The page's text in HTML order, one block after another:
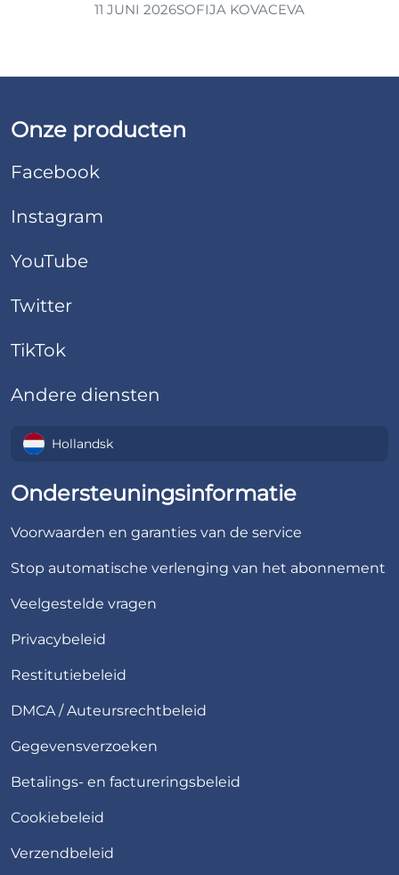
11 JUNI 2026SOFIJA KOVACEVA
Onze producten
Facebook
Instagram
YouTube
Twitter
TikTok
Andere diensten
Hollandsk
Ondersteuningsinformatie
Voorwaarden en garanties van de service
Stop automatische verlenging van het abonnement
Veelgestelde vragen
Privacybeleid
Restitutiebeleid
DMCA / Auteursrechtbeleid
Gegevensverzoeken
Betalings- en factureringsbeleid
Cookiebeleid
Verzendbeleid